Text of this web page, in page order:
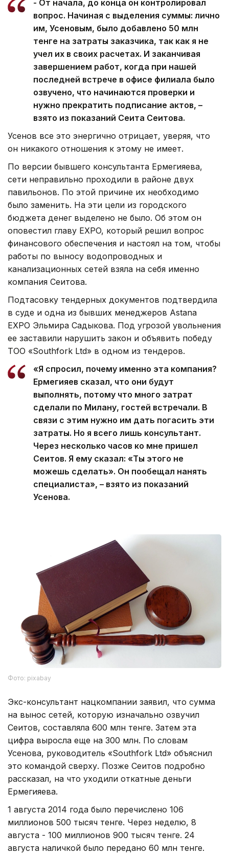
- От начала, до конца он контролировал
вопрос. Начиная с выделения суммы: лично
им, Усеновым, было добавлено 50 млн
тенге на затраты заказчика, так как я не
учел их в своих расчетах. И заканчивая
завершением работ, когда при нашей
последней встрече в офисе филиала было
озвучено, что начинаются проверки и
нужно прекратить подписание актов, –
взято из показаний Сеита Сеитова.
Усенов все это энергично отрицает, уверяя, что
он никакого отношения к этому не имеет.
По версии бывшего консультанта Ермегияева,
сети неправильно проходили в районе двух
павильонов. По этой причине их необходимо
было заменить. На эти цели из городского
бюджета денег выделено не было. Об этом он
оповестил главу EXPO, который решил вопрос
финансового обеспечения и настоял на том, чтобы
работы по выносу водопроводных и
канализационных сетей взяла на себя именно
компания Сеитова.
Подтасовку тендерных документов подтвердила
в суде и одна из бывших менеджеров Astana
EXPO Эльмира Садыкова. Под угрозой увольнения
ее заставили нарушить закон и объявить победу
ТОО «Southfork Ltd» в одном из тендеров.
«Я спросил, почему именно эта компания?
Ермегияев сказал, что они будут
выполнять, потому что много затрат
сделали по Милану, гостей встречали. В
связи с этим нужно им дать погасить эти
затраты. Но я всего лишь консультант.
Через несколько часов ко мне пришел
Сеитов. Я ему сказал: «Ты этого не
можешь сделать». Он пообещал нанять
специалиста», – взято из показаний
Усенова.
Фото: pixabay
Экс-консультант нацкомпании заявил, что сумма
на вынос сетей, которую изначально озвучил
Сеитов, составляла 600 млн тенге. Затем эта
цифра выросла еще на 300 млн. По словам
Усенова, руководитель «Southfork Ltd» объяснил
это командой сверху. Позже Сеитов подробно
рассказал, на что уходили откатные деньги
Ермегияева.
1 августа 2014 года было перечислено 106
миллионов 500 тысяч тенге. Через неделю, 8
августа - 100 миллионов 900 тысяч тенге. 24
августа наличкой было передано 60 млн тенге.